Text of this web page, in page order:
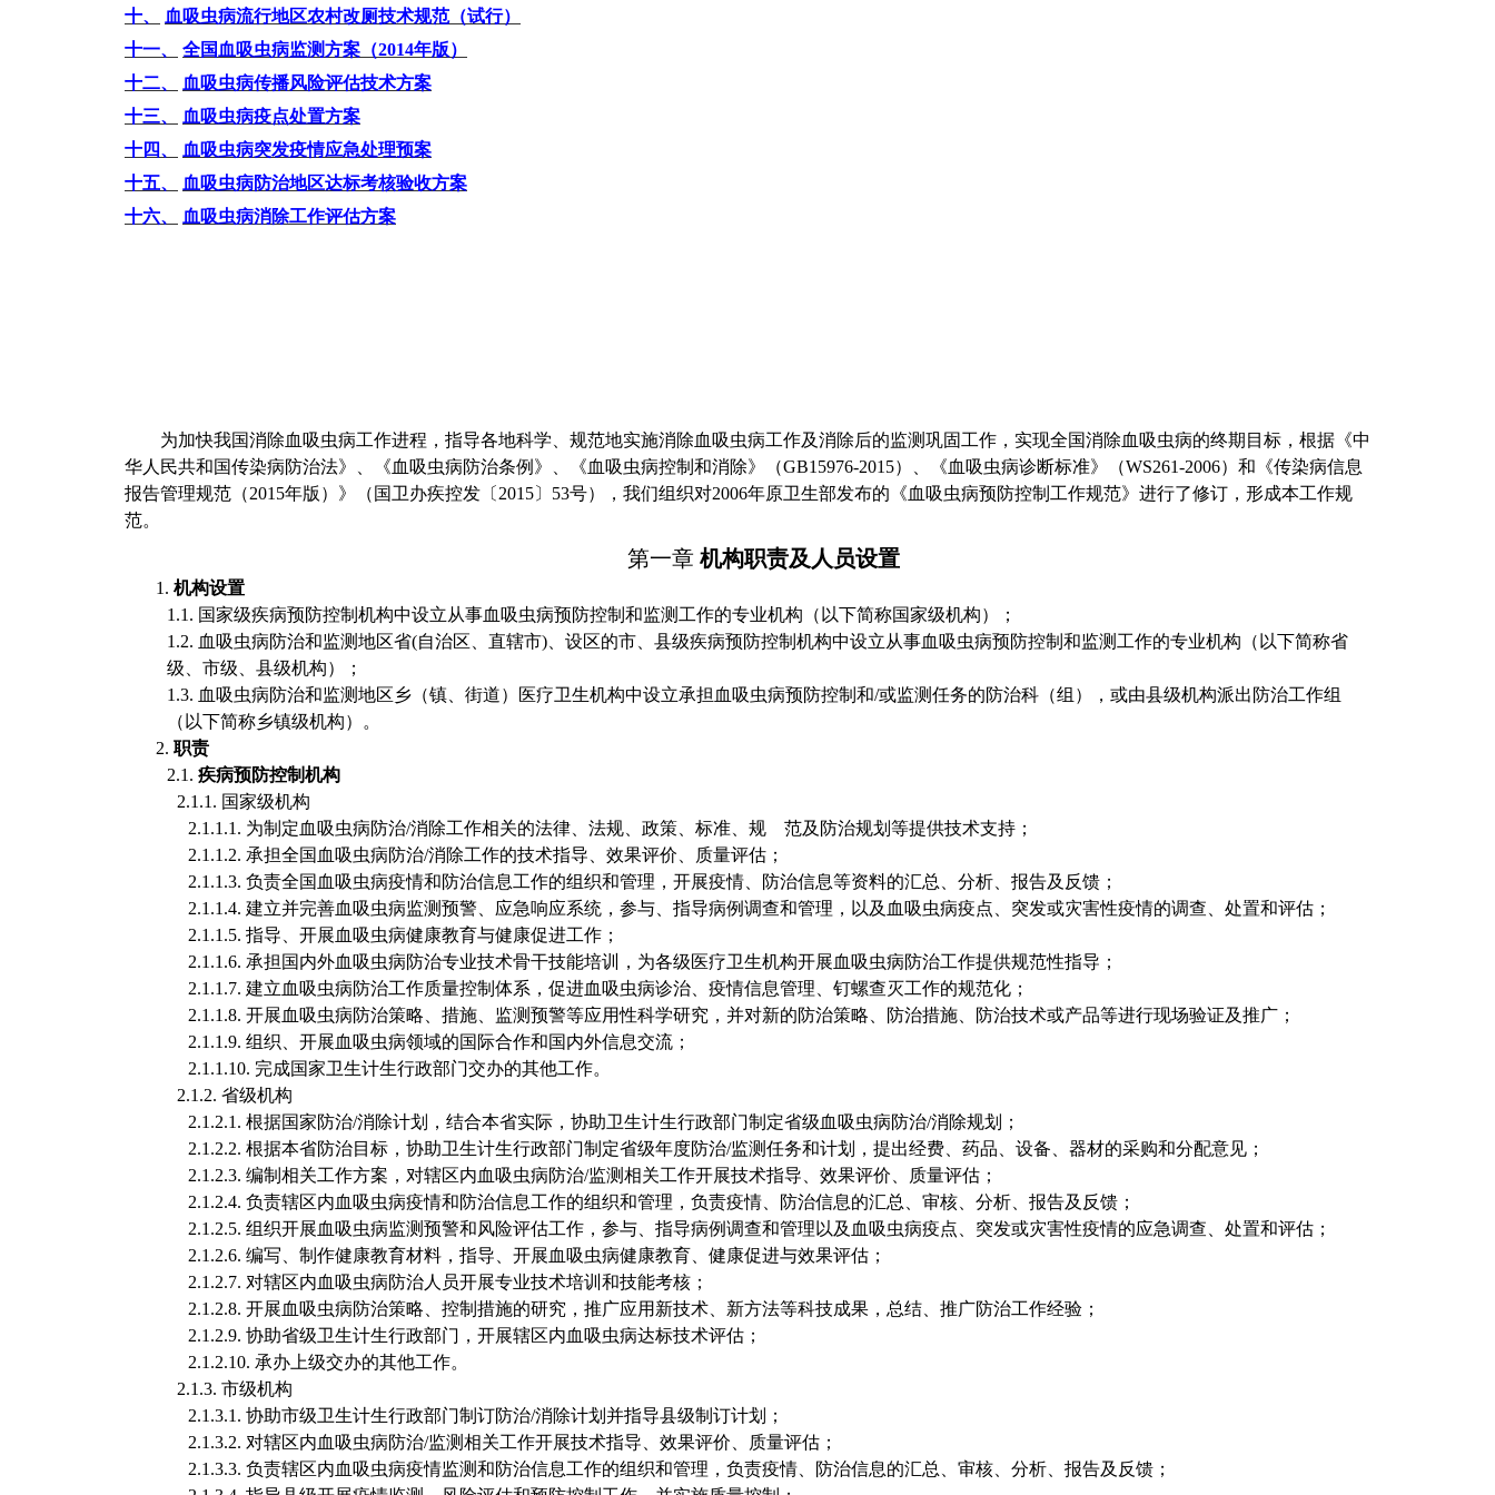
十、
血吸虫病流行地区农村改厕技术规范（试行）
十一、
全国血吸虫病监测方案（2014年版）
十二、
血吸虫病传播风险评估技术方案
十三、
血吸虫病疫点处置方案
十四、
血吸虫病突发疫情应急处理预案
十五、
血吸虫病防治地区达标考核验收方案
十六、
血吸虫病消除工作评估方案
为加快我国消除血吸虫病工作进程，指导各地科学、规范地实施消除血吸虫病工作及消除后的监测巩固工作，实现全国消除血吸虫病的终期目标，根据《中
华人民共和国传染病防治法》、《血吸虫病防治条例》、《血吸虫病控制和消除》（GB15976-2015）、《血吸虫病诊断标准》（WS261-2006）和《传染病信息
报告管理规范（2015年版）》（国卫办疾控发〔2015〕53号），我们组织对2006年原卫生部发布的《血吸虫病预防控制工作规范》进行了修订，形成本工作规
范。
第一章 机构职责及人员设置
1. 机构设置
1.1. 国家级疾病预防控制机构中设立从事血吸虫病预防控制和监测工作的专业机构（以下简称国家级机构）；
1.2. 血吸虫病防治和监测地区省(自治区、直辖市)、设区的市、县级疾病预防控制机构中设立从事血吸虫病预防控制和监测工作的专业机构（以下简称省
级、市级、县级机构）；
1.3. 血吸虫病防治和监测地区乡（镇、街道）医疗卫生机构中设立承担血吸虫病预防控制和/或监测任务的防治科（组），或由县级机构派出防治工作组
（以下简称乡镇级机构）。
2. 职责
2.1. 疾病预防控制机构
2.1.1. 国家级机构
2.1.1.1. 为制定血吸虫病防治/消除工作相关的法律、法规、政策、标准、规 范及防治规划等提供技术支持；
2.1.1.2. 承担全国血吸虫病防治/消除工作的技术指导、效果评价、质量评估；
2.1.1.3. 负责全国血吸虫病疫情和防治信息工作的组织和管理，开展疫情、防治信息等资料的汇总、分析、报告及反馈；
2.1.1.4. 建立并完善血吸虫病监测预警、应急响应系统，参与、指导病例调查和管理，以及血吸虫病疫点、突发或灾害性疫情的调查、处置和评估；
2.1.1.5. 指导、开展血吸虫病健康教育与健康促进工作；
2.1.1.6. 承担国内外血吸虫病防治专业技术骨干技能培训，为各级医疗卫生机构开展血吸虫病防治工作提供规范性指导；
2.1.1.7. 建立血吸虫病防治工作质量控制体系，促进血吸虫病诊治、疫情信息管理、钉螺查灭工作的规范化；
2.1.1.8. 开展血吸虫病防治策略、措施、监测预警等应用性科学研究，并对新的防治策略、防治措施、防治技术或产品等进行现场验证及推广；
2.1.1.9. 组织、开展血吸虫病领域的国际合作和国内外信息交流；
2.1.1.10. 完成国家卫生计生行政部门交办的其他工作。
2.1.2. 省级机构
2.1.2.1. 根据国家防治/消除计划，结合本省实际，协助卫生计生行政部门制定省级血吸虫病防治/消除规划；
2.1.2.2. 根据本省防治目标，协助卫生计生行政部门制定省级年度防治/监测任务和计划，提出经费、药品、设备、器材的采购和分配意见；
2.1.2.3. 编制相关工作方案，对辖区内血吸虫病防治/监测相关工作开展技术指导、效果评价、质量评估；
2.1.2.4. 负责辖区内血吸虫病疫情和防治信息工作的组织和管理，负责疫情、防治信息的汇总、审核、分析、报告及反馈；
2.1.2.5. 组织开展血吸虫病监测预警和风险评估工作，参与、指导病例调查和管理以及血吸虫病疫点、突发或灾害性疫情的应急调查、处置和评估；
2.1.2.6. 编写、制作健康教育材料，指导、开展血吸虫病健康教育、健康促进与效果评估；
2.1.2.7. 对辖区内血吸虫病防治人员开展专业技术培训和技能考核；
2.1.2.8. 开展血吸虫病防治策略、控制措施的研究，推广应用新技术、新方法等科技成果，总结、推广防治工作经验；
2.1.2.9. 协助省级卫生计生行政部门，开展辖区内血吸虫病达标技术评估；
2.1.2.10. 承办上级交办的其他工作。
2.1.3. 市级机构
2.1.3.1. 协助市级卫生计生行政部门制订防治/消除计划并指导县级制订计划；
2.1.3.2. 对辖区内血吸虫病防治/监测相关工作开展技术指导、效果评价、质量评估；
2.1.3.3. 负责辖区内血吸虫病疫情监测和防治信息工作的组织和管理，负责疫情、防治信息的汇总、审核、分析、报告及反馈；